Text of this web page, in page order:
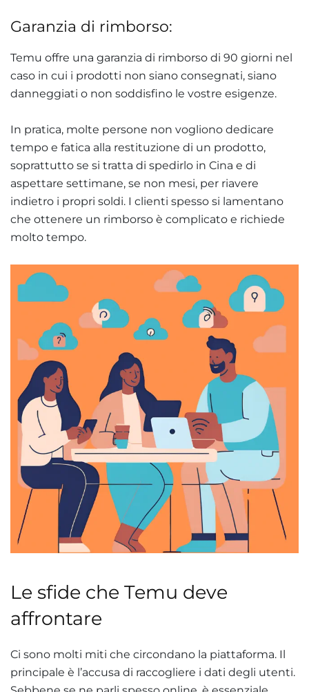
Garanzia di rimborso:
Temu offre una garanzia di rimborso di 90 giorni nel
caso in cui i prodotti non siano consegnati, siano
danneggiati o non soddisfino le vostre esigenze.
In pratica, molte persone non vogliono dedicare
tempo e fatica alla restituzione di un prodotto,
soprattutto se si tratta di spedirlo in Cina e di
aspettare settimane, se non mesi, per riavere
indietro i propri soldi. I clienti spesso si lamentano
che ottenere un rimborso è complicato e richiede
molto tempo.
Le sfide che Temu deve
affrontare
Ci sono molti miti che circondano la piattaforma. Il
principale è l’accusa di raccogliere i dati degli utenti.